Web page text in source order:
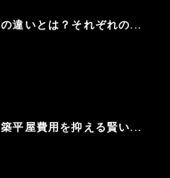
違いとは？それぞれの...
平屋費用を抑える賢い...